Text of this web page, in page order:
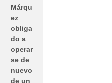
Márqu
ez
obliga
do a
operar
se de
nuevo
de un